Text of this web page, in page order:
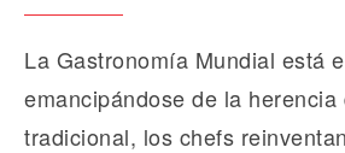
La Gastronomía Mundial está
emancipándose de la
tradicional, los chefs